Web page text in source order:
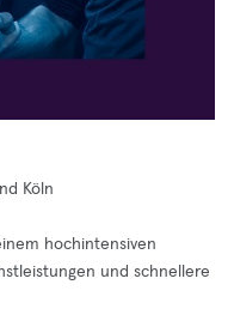
Köln
hochintensiven
und schnellere